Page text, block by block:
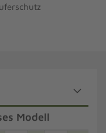
Modell